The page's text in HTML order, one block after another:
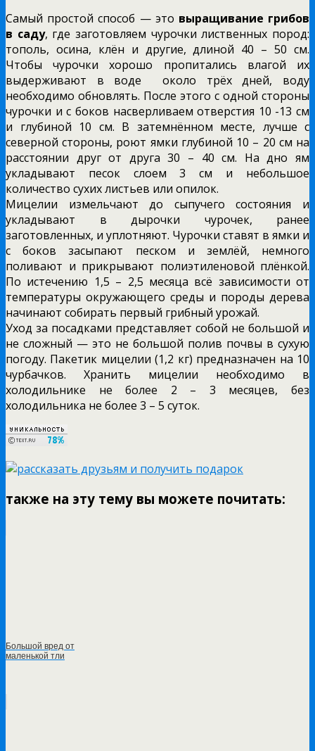
Самый простой способ — это выращивание грибов
в саду, где заготовляем чурочки лиственных пород:
тополь, осина, клён и другие, длиной 40 – 50 см.
Чтобы чурочки хорошо пропитались влагой их
выдерживают в воде около трёх дней, воду
необходимо обновлять. После этого с одной стороны
чурочки и с боков насверливаем отверстия 10 -13 см
и глубиной 10 см. В затемнённом месте, лучше с
северной стороны, роют ямки глубиной 10 – 20 см на
расстоянии друг от друга 30 – 40 см. На дно ям
укладывают песок слоем 3 см и небольшое
количество сухих листьев или опилок.
Мицелии измельчают до сыпучего состояния и
укладывают в дырочки чурочек, ранее
заготовленных, и уплотняют. Чурочки ставят в ямки и
с боков засыпают песком и землёй, немного
поливают и прикрывают полиэтиленовой плёнкой.
По истечению 1,5 – 2,5 месяца всё зависимости от
температуры окружающего среды и породы дерева
начинают собирать первый грибный урожай.
Уход за посадками представляет собой не большой и
не сложный — это не большой полив почвы в сухую
погоду. Пакетик мицелии (1,2 кг) предназначен на 10
чурбачков. Хранить мицелии необходимо в
холодильнике не более 2 – 3 месяцев, без
холодильника не более 3 – 5 суток.
также на эту тему вы можете почитать:
Большой вред от
маленькой тли